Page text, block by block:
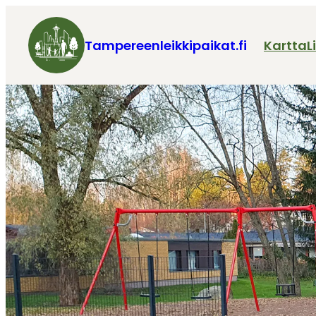
Tampereenleikkipaikat.fi Kartta